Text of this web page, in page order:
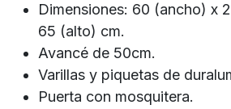
Dimensiones: 60 (ancho) x
65 (alto) cm.
Avancé de 50cm.
Varillas y piquetas de
Puerta con mosquitera.